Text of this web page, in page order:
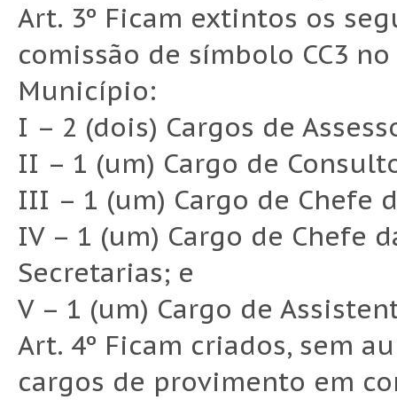
Art. 3º Ficam extintos os
comissão de símbolo CC3
Município:
I – 2 (dois) Cargos de
II – 1 (um) Cargo de
III – 1 (um) Cargo de Chefe
IV – 1 (um) Cargo de Chefe
Secretarias; e
V – 1 (um) Cargo de
Art. 4º Ficam criados, sem
cargos de provimento em